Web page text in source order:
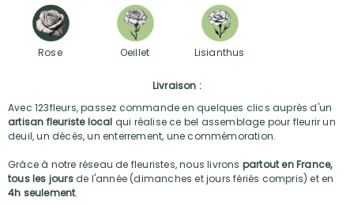
Rose Oeillet Lisianthus
Livraison :
Avec 123fleurs, passez commande en quelques clics auprès d'un
artisan fleuriste local qui réalise ce bel assemblage pour fleurir un
deuil, un décès, un enterrement, une commémoration.
Grâce à notre réseau de fleuristes, nous livrons partout en France,
tous les joursde l'année (dimanches et jours fériés compris) et en
4h seulement.